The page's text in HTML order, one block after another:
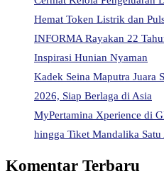
Hemat Token Listrik dan
INFORMA Rayakan 22
Inspirasi Hunian Nyaman
Kadek Seina Maputra Juara
2026, Siap Berlaga di Asia
MyPertamina Xperience di
hingga Tiket Mandalika
Komentar Terbaru